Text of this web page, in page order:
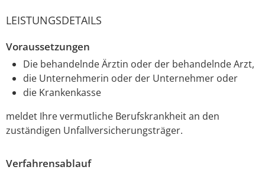
LEISTUNGSDETAILS
Voraussetzungen
Die behandelnde Ärztin oder der behandelnde Arzt,
die Unternehmerin oder der Unternehmer oder
die Krankenkasse
meldet Ihre vermutliche Berufskrankheit an den
zuständigen Unfallversicherungsträger.
Verfahrensablauf